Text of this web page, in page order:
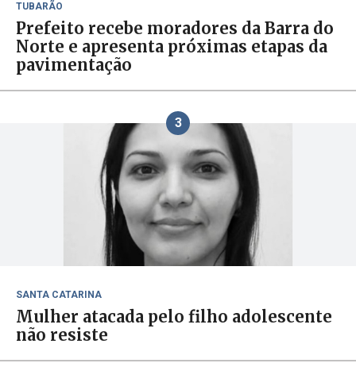
TUBARÃO
Prefeito recebe moradores da Barra do
Norte e apresenta próximas etapas da
pavimentação
3
SANTA CATARINA
Mulher atacada pelo filho adolescente
não resiste